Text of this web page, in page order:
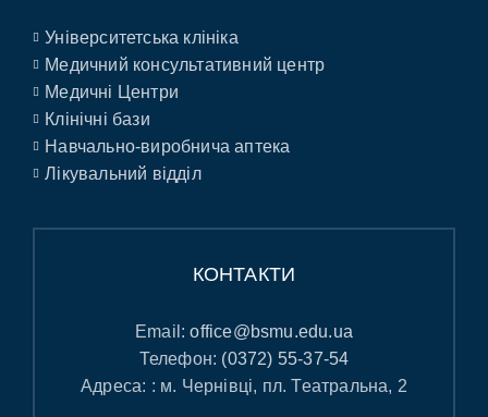
Університетська клініка
Медичний консультативний центр
Медичні Центри
Клінічні бази
Навчально-виробнича аптека
Лікувальний відділ
КОНТАКТИ
Email:office@bsmu.edu.ua
Телефон: (0372) 55-37-54
Адреса: : м. Чернівці, пл. Театральна, 2